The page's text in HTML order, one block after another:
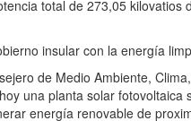
total de 273,05
insular con la energía
de Medio Ambiente,
una planta solar
energía renovable de